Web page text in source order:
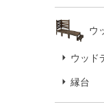
ウ
ウッド
縁台